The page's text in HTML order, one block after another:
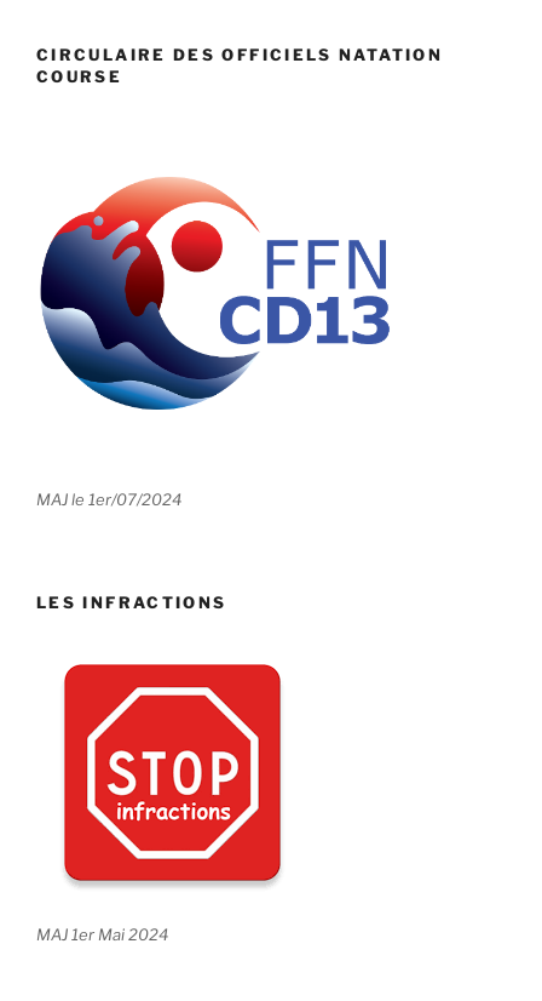
CIRCULAIRE DES OFFICIELS NATATION
COURSE
MAJ le 1er/07/2024
LES INFRACTIONS
MAJ 1er Mai 2024